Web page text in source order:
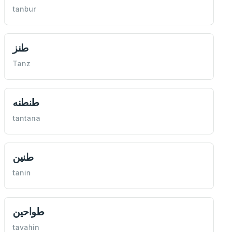
tanbur
طنز
Tanz
طنطنه
tantana
طنين
tanin
طواحين
tavahin